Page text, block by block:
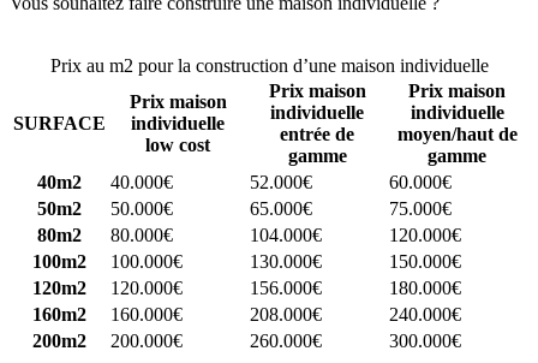
Prix au m2 pour la construction d’une maison individuelle
SURFACE
Prix maison
individuelle
low cost
Prix maison
individuelle
entrée de
gamme
Prix maison
individuelle
moyen/haut de
gamme
40m2
40.000€ 52.000€
60.000€
50m2
50.000€ 65.000€
75.000€
80m2
80.000€ 104.000€
120.000€
100m2
100.000€ 130.000€
150.000€
120m2
120.000€ 156.000€
180.000€
160m2
160.000€ 208.000€
240.000€
200m2
200.000€ 260.000€ 300.000€